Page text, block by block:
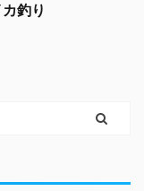
カ釣り